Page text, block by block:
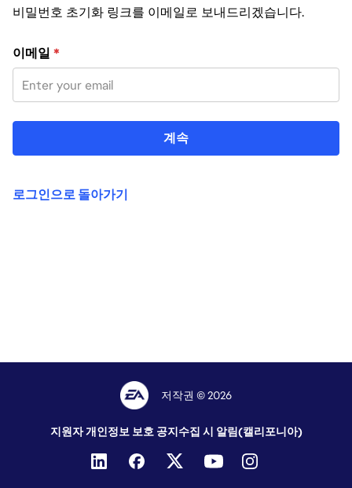
비밀번호 초기화 링크를 이메일로 보내드리겠습니다.
이메일 주소로 비밀번호 재설정
이메일 *
계속
로그인으로 돌아가기
저작권 © 2026
지원자 개인정보 보호 공지수집 시 알림(캘리포니아)